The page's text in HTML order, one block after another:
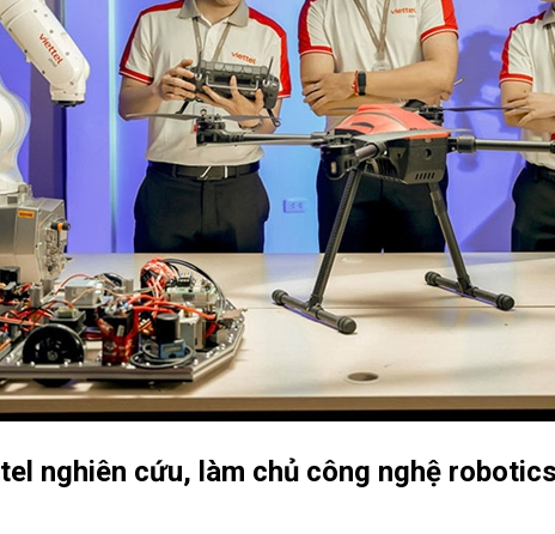
nghiên cứu, làm chủ công nghệ